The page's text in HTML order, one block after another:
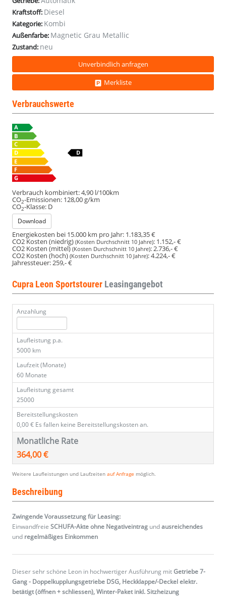
SHZ
eHk
LED
ACC
PDC
SHZ
eHk
LED
ACC
PDC
SHZ
eHk
LED
ACC
PDC
SHZ
eHk
LED
ACC
PDC
Kraftstoff: Diesel
Kategorie: Kombi
Außenfarbe: Magnetic Grau Metallic
Zustand: neu
Unverbindlich anfragen
Merkliste
Verbrauchswerte
Verbrauch kombiniert:4,90 l/100km
CO2-Emissionen: 128,00 g/km
CO2-Klasse: D
Download
Energiekosten bei 15.000 km pro Jahr: 1.183,35 €
CO2 Kosten (niedrig) (Kosten Durchschnitt 10 Jahre): 1.152,- €
CO2 Kosten (mittel)(Kosten Durchschnitt 10 Jahre):2.736,- €
CO2 Kosten (hoch) (Kosten Durchschnitt 10 Jahre):4.224,- €
Jahressteuer:259,- €
Cupra Leon Sportstourer Leasingangebot
Anzahlung
Laufleistung p.a.
5000 km
Laufzeit (Monate)
60 Monate
Laufleistung gesamt
25000
Bereitstellungskosten
0,00 € Es fallen keine Bereitstellungskosten an.
Monatliche Rate
364,00 €
Weitere Laufleistungen und Laufzeiten auf Anfrage möglich.
Beschreibung
Zwingende Voraussetzung für Leasing:
Einwandfreie SCHUFA-Akte ohne Negativeintrag undausreichendes
und regelmäßiges Einkommen
Dieser sehr schöne Leon in hochwertiger Ausführung mitGetriebe 7-
Gang - Doppelkupplungsgetriebe DSG, Heckklappe/-Deckel elektr.
betätigt (öffnen + schliessen), Winter-Paket inkl. Sitzheizung